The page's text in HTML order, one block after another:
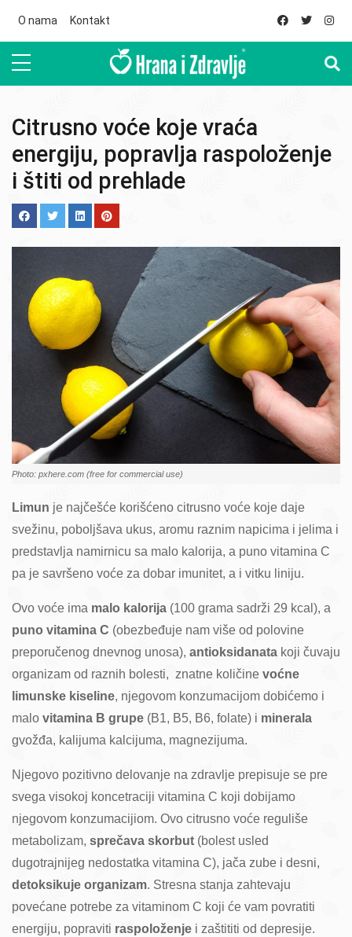
O nama Kontakt
Citrusno voće koje vraća
energiju, popravlja raspoloženje
i štiti od prehlade
Photo: pxhere.com (free for commercial use)
Limun je najčešće korišćeno citrusno voće koje daje
svežinu, poboljšava ukus, aromu raznim napicima i jelima i
predstavlja namirnicu sa malo kalorija, a puno vitamina C
pa je savršeno voće za dobar imunitet, a i vitku liniju.
Ovo voće ima malo kalorija (100 grama sadrži 29 kcal), a
puno vitamina C (obezbeđuje nam više od polovine
preporučenog dnevnog unosa), antioksidanata koji čuvaju
organizam od raznih bolesti, znatne količine voćne
limunske kiseline, njegovom konzumacijom dobićemo i
malo vitamina B grupe (B1, B5, B6, folate) i minerala
gvožđa, kalijuma kalcijuma, magnezijuma.
Njegovo pozitivno delovanje na zdravlje prepisuje se pre
svega visokoj koncetraciji vitamina C koji dobijamo
njegovom konzumacijiom. Ovo citrusno voće reguliše
metabolizam, sprečava skorbut (bolest usled
dugotrajnijeg nedostatka vitamina C), jača zube i desni,
detoksikuje organizam. Stresna stanja zahtevaju
povećane potrebe za vitaminom C koji će vam povratiti
energiju, popraviti raspoloženje i zaštititi od depresije.